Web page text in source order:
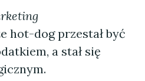
hot-dog przestał być
a stał się